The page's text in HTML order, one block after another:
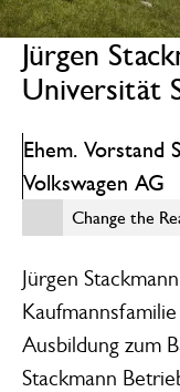
Jürgen
Universität
Ehem. Vorstand
Volkswagen AG
Change the
Change the
Jürgen
Ausbildung zum
Stackmann